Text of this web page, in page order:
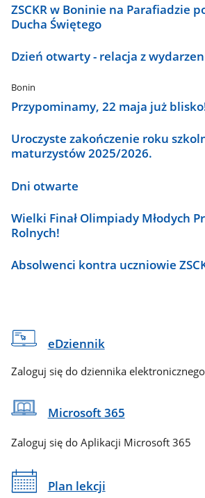
ZSCKR w Boninie na Parafiadzie
Ducha Świętego
Dzień otwarty - relacja z
Bonin
Przypominamy, 22 maja już
Uroczyste zakończenie roku
maturzystów 2025/2026.
Dni otwarte
Wielki Finał Olimpiady Młodych
Rolnych!
Absolwenci kontra uczniowie
eDziennik
Zaloguj się do dziennika elektronicznego
Microsoft 365
Zaloguj się do Aplikacji Microsoft 365
Plan lekcji